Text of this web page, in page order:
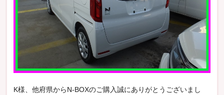
K様、他府県からN-BOXのご購入誠にありがとうございまし